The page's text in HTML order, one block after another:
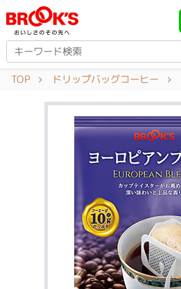
TOP ドリップバッグコーヒー